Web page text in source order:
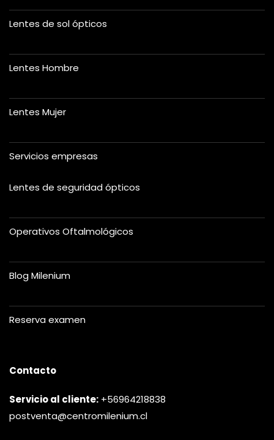
Lentes de sol ópticos
Lentes Hombre
Lentes Mujer
Servicios empresas
Lentes de seguridad ópticos
Operativos Oftalmológicos
Blog Milenium
Reserva examen
Contacto
Servicio al cliente: +56964218838
postventa@centromilenium.cl